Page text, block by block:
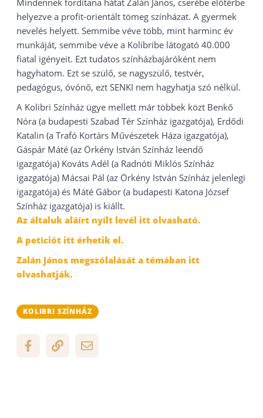
Mindennek fordítana hátat Zalán János, cserébe előtérbe
helyezve a profit-orientált tömeg színházat. A gyermek
nevelés helyett. Semmibe véve több, mint harminc év
munkáját, semmibe véve a Kolibribe látogató 40.000
fiatal igényeit. Ezt tudatos színházbajáróként nem
hagyhatom. Ezt se szülő, se nagyszülő, testvér,
pedagógus, óvónő, ezt SENKI nem hagyhatja szó nélkül.
A Kolibri Színház ügye mellett már többek közt Benkő
Nóra (a budapesti Szabad Tér Színház igazgatója), Erdődi
Katalin (a Trafó Kortárs Művészetek Háza igazgatója),
Gáspár Máté (az Örkény István Színház leendő
igazgatója) Kováts Adél (a Radnóti Miklós Színház
igazgatója) Mácsai Pál (az Örkény István Színház jelenlegi
igazgatója) és Máté Gábor (a budapesti Katona József
Színház igazgatója) is kiállt.
Az általuk aláírt nyílt levél itt olvasható.
A petíciót itt érhetik el.
Zalán János megszólalását a témában itt
olvashatják.
KOLIBRI SZÍNHÁZ